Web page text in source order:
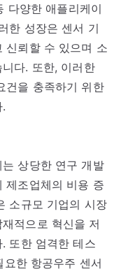
다양한 애플리케이
한 성장은 센서 기
신뢰할 수 있으며 소
다. 또한, 이러한
건을 충족하기 위한
상당한 연구 개발
제조업체의 비용 증
소규모 기업의 시장
적으로 혁신을 저
또한 엄격한 테스
한 항공우주 센서